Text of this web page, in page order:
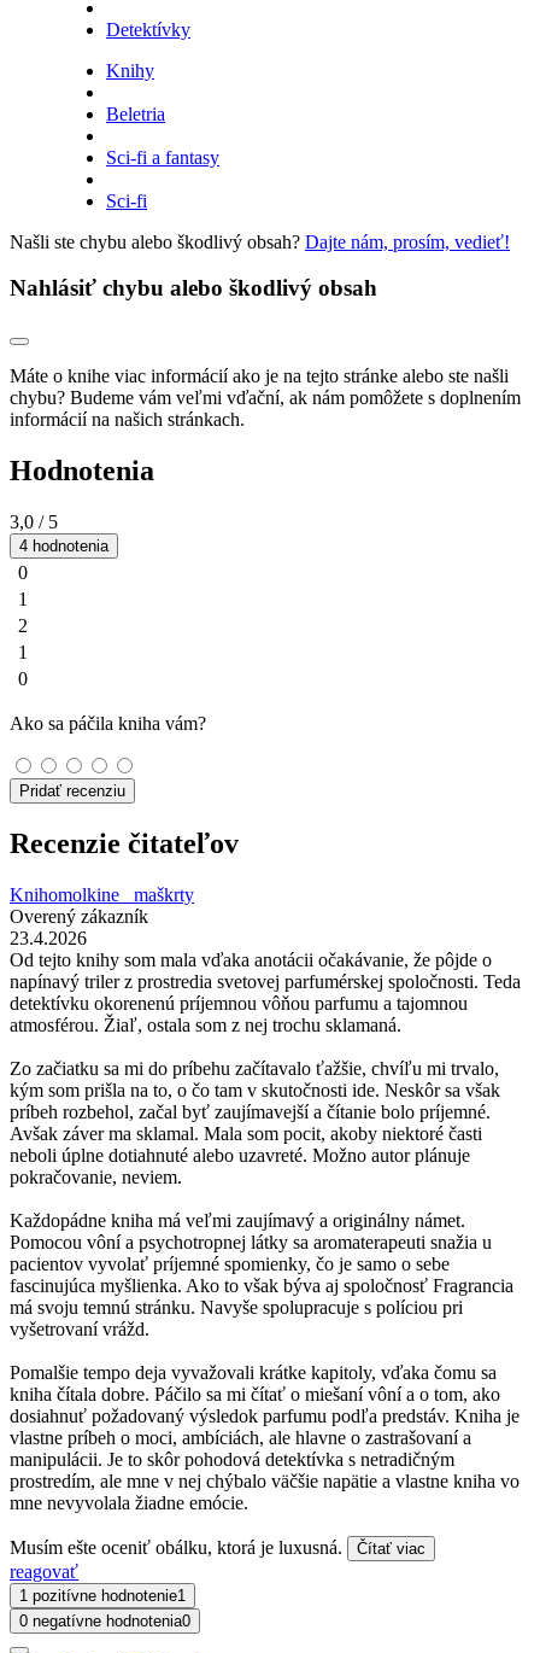
Detektívky
Knihy
Beletria
Sci-fi a fantasy
Sci-fi
Našli ste chybu alebo škodlivý obsah? Dajte nám, prosím, vedieť!
Nahlásiť chybu alebo škodlivý obsah
Máte o knihe viac informácií ako je na tejto stránke alebo ste našli
chybu? Budeme vám veľmi vďační, ak nám pomôžete s doplnením
informácií na našich stránkach.
Hodnotenia
3,0 / 5
4 hodnotenia
0
1
2
1
0
Ako sa páčila kniha vám?
Pridať recenziu
Recenzie čitateľov
Knihomolkine_ maškrty
Overený zákazník
23.4.2026
Od tejto knihy som mala vďaka anotácii očakávanie, že pôjde o
napínavý triler z prostredia svetovej parfumérskej spoločnosti. Teda
detektívku okorenenú príjemnou vôňou parfumu a tajomnou
atmosférou. Žiaľ, ostala som z nej trochu sklamaná.
Zo začiatku sa mi do príbehu začítavalo ťažšie, chvíľu mi trvalo,
kým som prišla na to, o čo tam v skutočnosti ide. Neskôr sa však
príbeh rozbehol, začal byť zaujímavejší a čítanie bolo príjemné.
Avšak záver ma sklamal. Mala som pocit, akoby niektoré časti
neboli úplne dotiahnuté alebo uzavreté. Možno autor plánuje
pokračovanie, neviem.
Každopádne kniha má veľmi zaujímavý a originálny námet.
Pomocou vôní a psychotropnej látky sa aromaterapeuti snažia u
pacientov vyvolať príjemné spomienky, čo je samo o sebe
fascinujúca myšlienka. Ako to však býva aj spoločnosť Fragrancia
má svoju temnú stránku. Navyše spolupracuje s políciou pri
vyšetrovaní vrážd.
Pomalšie tempo deja vyvažovali krátke kapitoly, vďaka čomu sa
kniha čítala dobre. Páčilo sa mi čítať o miešaní vôní a o tom, ako
dosiahnuť požadovaný výsledok parfumu podľa predstáv. Kniha je
vlastne príbeh o moci, ambíciách, ale hlavne o zastrašovaní a
manipulácii. Je to skôr pohodová detektívka s netradičným
prostredím, ale mne v nej chýbalo väčšie napätie a vlastne kniha vo
mne nevyvolala žiadne emócie.
Musím ešte oceniť obálku, ktorá je luxusná. Čítať viac
reagovať
1 pozitívne hodnotenie1
0 negatívne hodnotenia0